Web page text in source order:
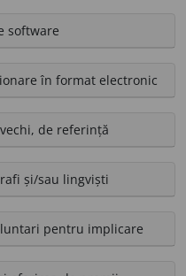
software
în format electronic
de referință
și/sau lingviști
pentru implicare